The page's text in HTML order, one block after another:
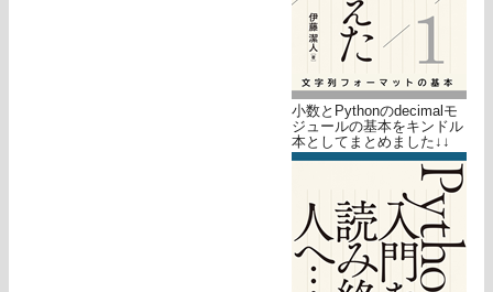
小数とPythonのdecimalモ
ジュールの基本をキンドル
本としてまとめました↓↓